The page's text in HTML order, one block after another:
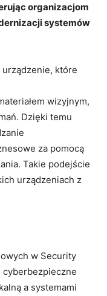
organizacjom
systemów
które
wizyjnym,
Dzięki temu
za pomocą
Takie podejście
urządzeniach z
w Security
cyberbezpieczne
a systemami